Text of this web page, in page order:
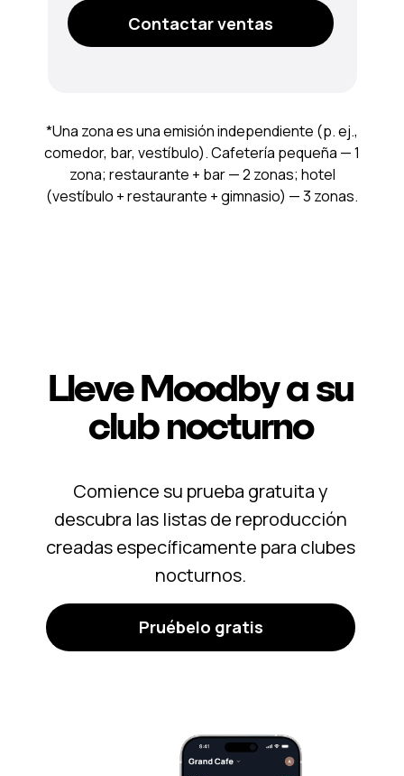
*Una zona es una emisión independiente (p. ej.,
comedor, bar, vestíbulo). Cafetería pequeña — 1
zona; restaurante + bar — 2 zonas; hotel
(vestíbulo + restaurante + gimnasio) — 3 zonas.
Contactar ventas
Lleve Moodby a su
club nocturno
Comience su prueba gratuita y
descubra las listas de reproducción
creadas específicamente para clubes
nocturnos.
Pruébelo gratis